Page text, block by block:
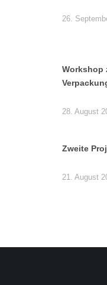
26.
Workshop
28. August
Zweite
21. August